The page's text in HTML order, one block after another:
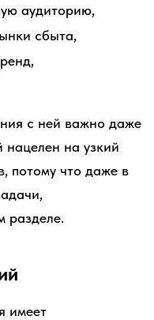
аудиторию,
сбыта,
с ней важно даже
нацелен на узкий
потому что даже в
разделе.
имеет